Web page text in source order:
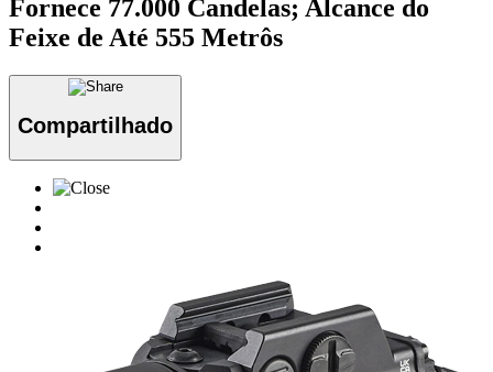
Fornece 77.000 Candelas; Alcance do
Feixe de Até 555 Metrôs
Compartilhado